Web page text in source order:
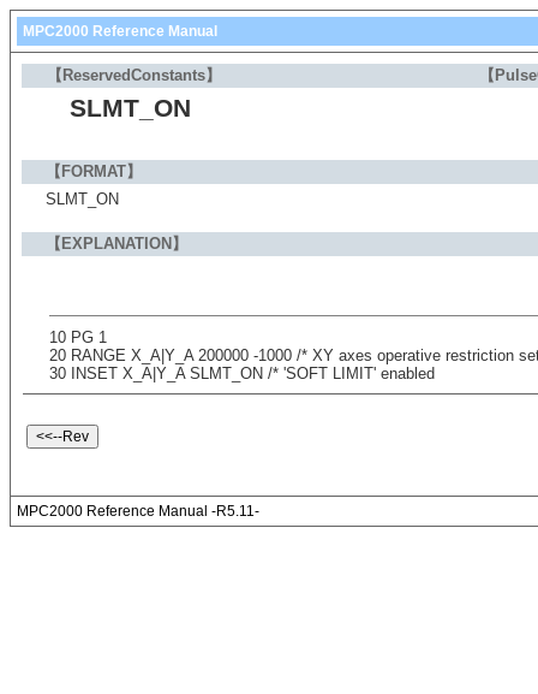
MPC2000 Reference Manual
【ReservedConstants】 【
SLMT_ON
【FORMAT】
SLMT_ON
【EXPLANATION】
10 PG 1
20 RANGE X_A|Y_A 200000 -1000 /* XY axes operative restriction
30 INSET X_A|Y_A SLMT_ON /* 'SOFT LIMIT' enabled
MPC2000 Reference Manual -R5.11-